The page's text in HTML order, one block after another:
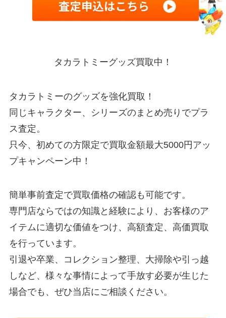
タカラトミーグッズ買取中！
タカラトミーのグッズを強化買取！
同じキャラクター、シリーズのまとめ売りでプラ
ス査定。
只今、初めての方限定で買取金額最大5000円アッ
プキャンペーン中！
簡単事前査定で買取価格の確認も可能です。
専門店ならではの知識と経験により、お客様のア
イテムに適切な価値をつけ、高額査定、高価買取
を行っています。
引退や卒業、コレクション整理、大掃除や引っ越
しなど、様々な事情によって手放す必要が生じた
場合でも、ぜひ当店にご相談ください。